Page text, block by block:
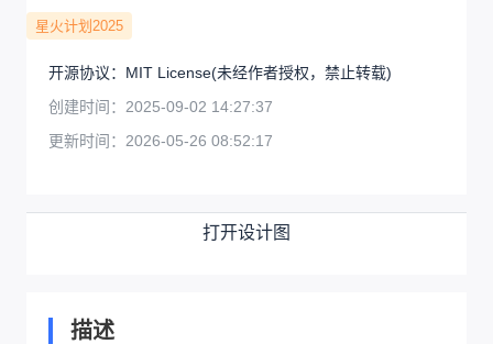
星火计划2025
开源协议： MIT License(未经作者授权，禁止转载)
创建时间： 2025-09-02 14:27:37
更新时间： 2026-05-26 08:52:17
打开设计图
描述